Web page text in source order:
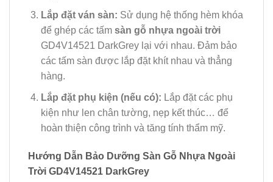
Lắp đặt ván sàn: Sử dụng hệ thống hèm khóa
để ghép các tấm sàn gỗ nhựa ngoài trời
GD4V14521 DarkGrey lại với nhau. Đảm bảo
các tấm sàn được lắp đặt khít nhau và thẳng
hàng.
Lắp đặt phụ kiện (nếu có): Lắp đặt các phụ
kiện như len chân tường, nẹp kết thúc… để
hoàn thiện công trình và tăng tính thẩm mỹ.
Hướng Dẫn Bảo Dưỡng Sàn Gỗ Nhựa Ngoài
Trời GD4V14521 DarkGrey